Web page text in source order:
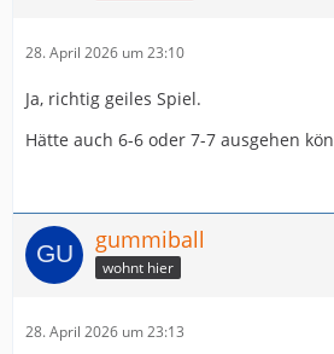
28. April 2026 um 23:10
Ja, richtig geiles Spiel.
Hätte auch 6-6 oder 7-7 ausgehen
gummiball
wohnt hier
28. April 2026 um 23:13